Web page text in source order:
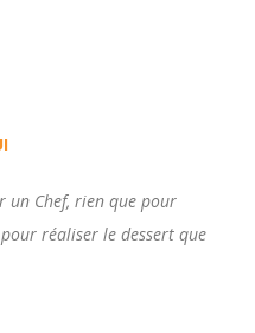
un Chef, rien que pour
réaliser le dessert que